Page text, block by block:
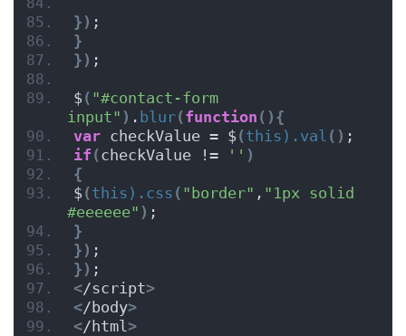
}) ;
}
}) ;
$( "#contact-form
input" ) . blur(function (){
var checkValue = $(this).val () ;
if (checkValue != '' )
{
$(this).css ( "border" , "1px solid
#eeeeee" ) ;
}
}) ;
}) ;
</script>
</body>
</html >